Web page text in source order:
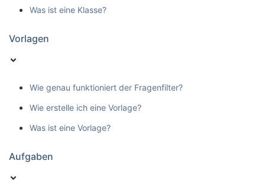
Was ist eine Klasse?
Vorlagen
Wie genau funktioniert der Fragenfilter?
Wie erstelle ich eine Vorlage?
Was ist eine Vorlage?
Aufgaben